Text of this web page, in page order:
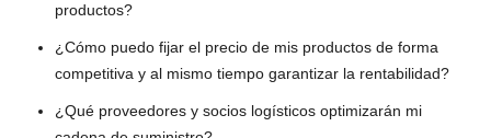
productos?
¿Cómo puedo fijar el precio de mis productos de forma
competitiva y al mismo tiempo garantizar la rentabilidad?
¿Qué proveedores y socios logísticos optimizarán mi